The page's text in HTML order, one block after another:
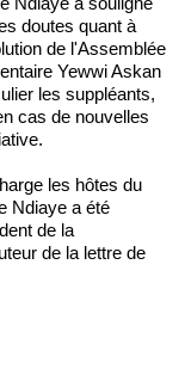
doutes quant à
de l'Assemblée
Yewwi Askan
les suppléants,
cas de nouvelles
les hôtes du
Ndiaye a été
de la
de la lettre de